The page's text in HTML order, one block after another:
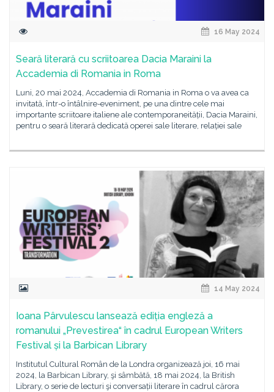
16 May 2024
Seară literară cu scriitoarea Dacia Maraini la
Accademia di Romania in Roma
Luni, 20 mai 2024, Accademia di Romania in Roma o va avea ca
invitată, într-o întâlnire-eveniment, pe una dintre cele mai
importante scriitoare italiene ale contemporaneității, Dacia Maraini,
pentru o seară literară dedicată operei sale literare, relației sale
14 May 2024
Ioana Pârvulescu lansează ediția engleză a
romanului „Prevestirea“ în cadrul European Writers
Festival și la Barbican Library
Institutul Cultural Român de la Londra organizează joi, 16 mai
2024, la Barbican Library, şi sâmbătă, 18 mai 2024, la British
Library, o serie de lecturi şi conversații literare în cadrul cărora